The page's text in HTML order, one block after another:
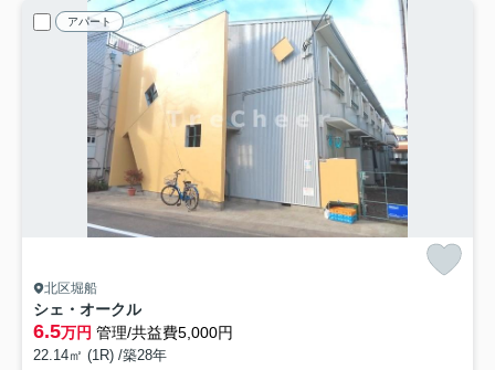
アパート
北区堀船
シェ・オークル
6.5万円 管理/共益費5,000円
22.14㎡ (1R) /築28年